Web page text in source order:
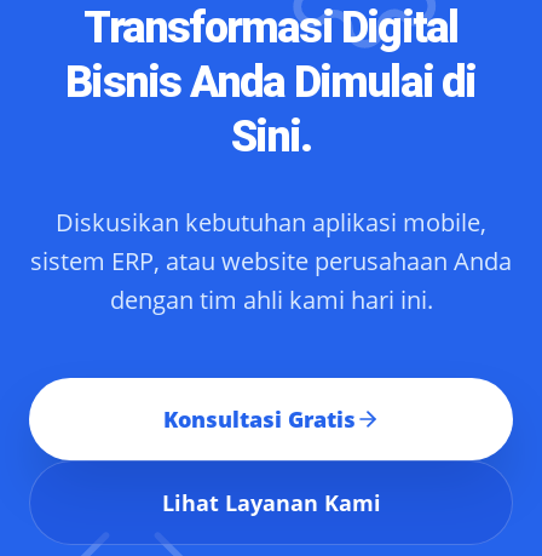
Transformasi Digital
Bisnis Anda Dimulai di
Sini.
Diskusikan kebutuhan aplikasi mobile,
sistem ERP, atau website perusahaan Anda
dengan tim ahli kami hari ini.
Konsultasi Gratis
Lihat Layanan Kami